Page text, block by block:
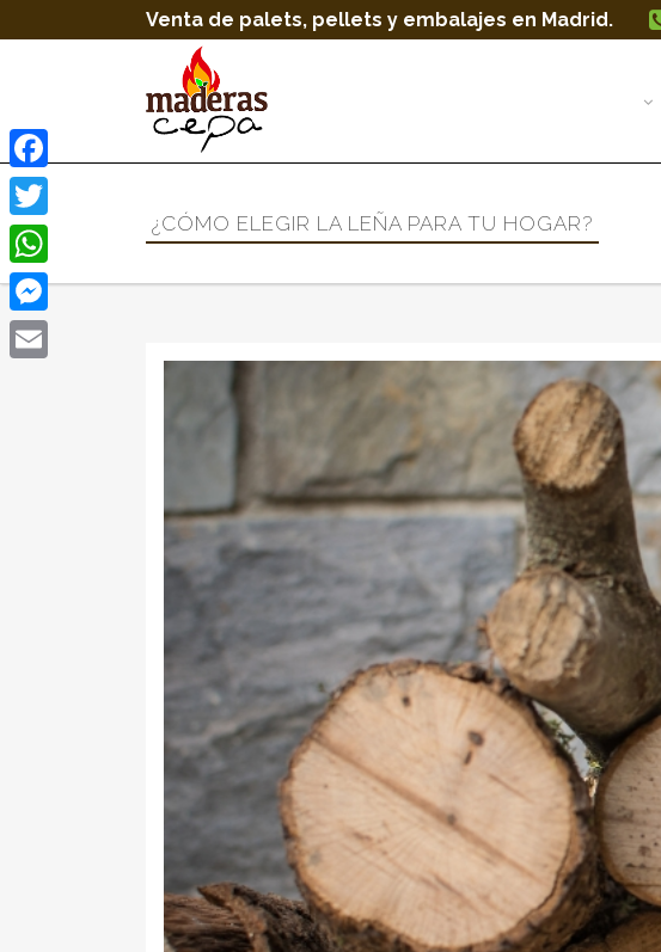
Venta de palets, pellets y embalajes en Madrid.
¿CÓMO ELEGIR LA LEÑA PARA TU HOGAR?
Facebook
Twitter
WhatsApp
Messenger